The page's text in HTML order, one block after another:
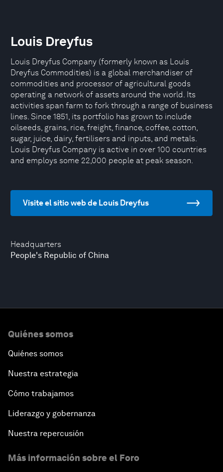
Headquarters
People's Republic of China
Louis Dreyfus
Louis Dreyfus Company (formerly known as Louis
Dreyfus Commodities) is a global merchandiser of
commodities and processor of agricultural goods
operating a network of assets around the world. Its
activities span farm to fork through a range of business
lines. Since 1851, its portfolio has grown to include
oilseeds, grains, rice, freight, finance, coffee, cotton,
sugar, juice, dairy, fertilisers and inputs, and metals.
Louis Dreyfus Company is active in over 100 countries
and employs some 22,000 people at peak season.
Visite el sitio web de Louis Dreyfus
Quiénes somos
Quiénes somos
Nuestra estrategia
Cómo trabajamos
Liderazgo y gobernanza
Nuestra repercusión
Más información sobre el Foro